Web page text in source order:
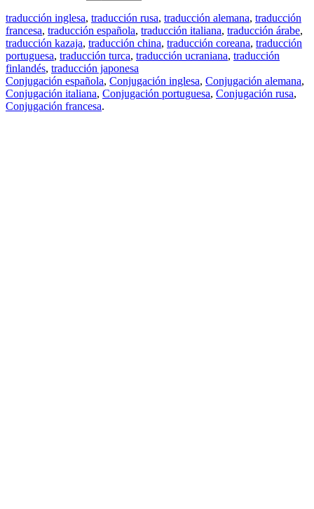
traducción inglesa, traducción rusa, traducción alemana, traducción
francesa, traducción española, traducción italiana, traducción árabe,
traducción kazaja, traducción china, traducción coreana, traducción
portuguesa, traducción turca, traducción ucraniana, traducción
finlandés, traducción japonesa
Conjugación española, Conjugación inglesa, Conjugación alemana,
Conjugación italiana, Conjugación portuguesa, Conjugación rusa,
Conjugación francesa.